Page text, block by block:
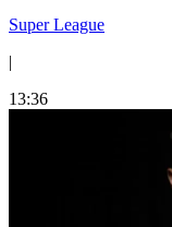
Super League
|
13:36